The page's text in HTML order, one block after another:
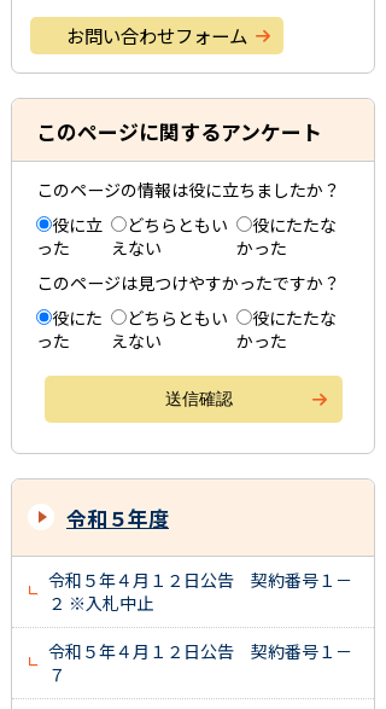
お問い合わせフォーム
このページに関するアンケート
このページの情報は役に立ちましたか？
役に立
った
どちらともい
えない
役にたたな
かった
このページは見つけやすかったですか？
役にた
った
どちらともい
えない
役にたたな
かった
令和５年度
令和５年４月１２日公告 契約番号１－
２ ※入札中止
令和５年４月１２日公告 契約番号１－
７